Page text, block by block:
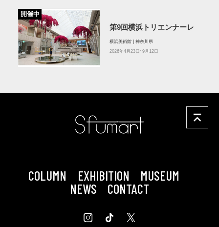
開催中
第9回横浜トリエンナーレ
横浜美術館 | 神奈川県
2026年4月23日~9月12日
COLUMN EXHIBITION
MUSEUM
NEWS
CONTACT